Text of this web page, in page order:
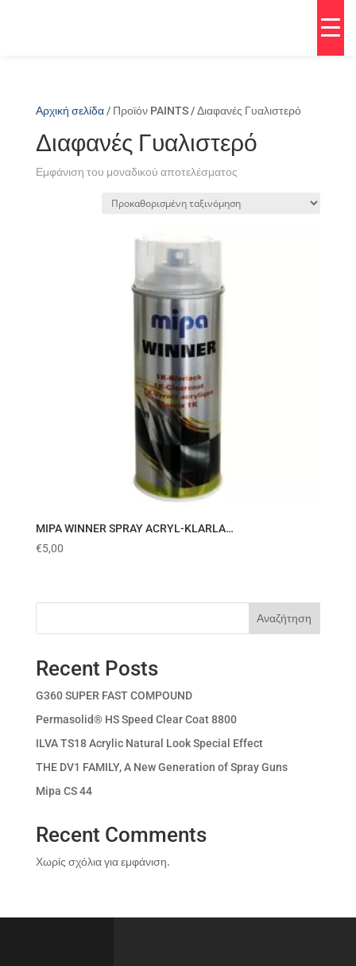
Αρχική σελίδα/ Προϊόν PAINTS / Διαφανές Γυαλιστερό
Διαφανές Γυαλιστερό
Εμφάνιση του μοναδικού αποτελέσματος
MIPA WINNER SPRAY ACRYL-KLARLA…
€5,00
Αναζήτηση
Recent Posts
G360 SUPER FAST COMPOUND
Permasolid® HS Speed Clear Coat 8800
ILVA TS18 Acrylic Natural Look Special Effect
THE DV1 FAMILY, A New Generation of Spray Guns
Mipa CS 44
Recent Comments
Χωρίς σχόλια για εμφάνιση.